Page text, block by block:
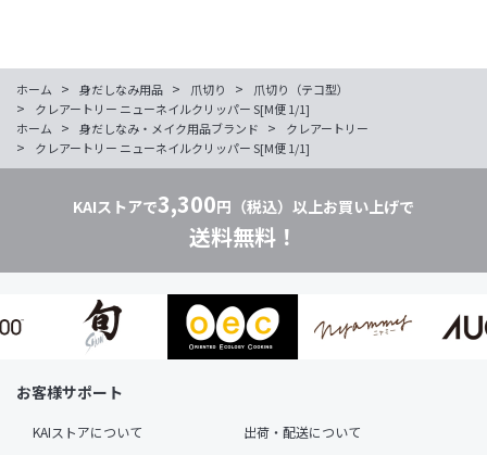
ホーム > 身だしなみ用品 > 爪切り > 爪切り（テコ型）
>
クレアートリー ニューネイルクリッパー S[M便 1/1]
ホーム
> 身だしなみ・メイク用品ブランド > クレアートリー
> クレアートリー ニューネイルクリッパー S[M便 1/1]
KAIストアで3,300円（税込）以上お買い上げで
送料無料！
お客様サポート
KAIストアについて
出荷・配送について